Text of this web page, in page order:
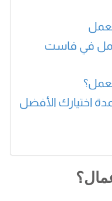
في فاست
اختيارك الأفضل